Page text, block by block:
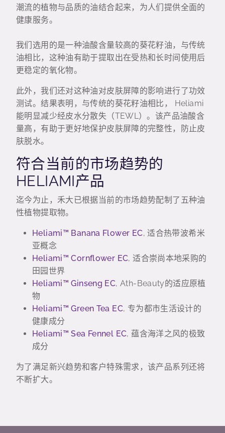
潮流的植物与品质的油结合起来，为人们提供全面的
健康服务。
我们选用的是一种油酸含量较高的葵花籽油，与传统
油相比，这种油有助于提取出在受热和长时间使用后
更稳定的氧化物。
此外，我们还对这种油对皮肤屏障的影响进行了功效
测试。结果表明，与传统的葵花籽油相比， Heliami
能明显减少经皮水分散失（TEWL）。该产品油酸含
量高，有助于更好地保护皮肤屏障的完整性，防止皮
肤脱水。
符合当前的市场趋势的
HELIAMI产品
迄今为止，禾大已根据当前的市场趋势配制了五种油
性植物提取物。
Heliami™ Banana Flower EC, 适合热带波希米
亚概念
Heliami™ Cornflower EC, 适合崇尚本地采购的
田园世界
Heliami™ Ginseng EC, Ath-Beauty的适应原植
物
Heliami™ Green Tea EC, 专为都市生活设计的
健康成分
Heliami™ Sea Fennel EC, 蕴含海洋之风的极致
成分
为了满足新兴趋势和客户特殊需求，该产品系列还将
不断扩大。